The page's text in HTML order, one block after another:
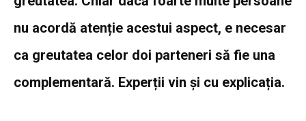
nu acordă atenție acestui aspect, e necesar
ca greutatea celor doi parteneri să fie una
complementară. Experții vin și cu explicația.